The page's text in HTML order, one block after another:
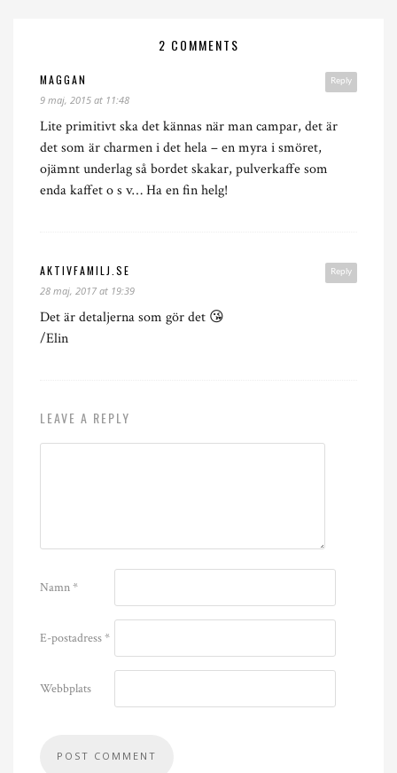
2 COMMENTS
Reply
MAGGAN
9 maj, 2015 at 11:48
Lite primitivt ska det kännas när man campar, det är
det som är charmen i det hela – en myra i smöret,
ojämnt underlag så bordet skakar, pulverkaffe som
enda kaffet o s v… Ha en fin helg!
Reply
AKTIVFAMILJ.SE
28 maj, 2017 at 19:39
Det är detaljerna som gör det 😘
/Elin
LEAVE A REPLY
Namn*
E-postadress*
Webbplats